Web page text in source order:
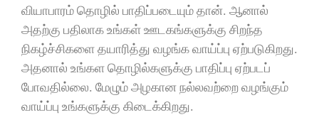
வியாபாரம் தொழில் பாதிப்படையும் தான். ஆனால்
அதற்கு பதிலாக உங்கள் ஊடகங்களுக்கு சிறந்த
நிகழ்ச்சிகளை தயாரித்து வழங்க வாய்ப்பு ஏற்படுகிறது.
அதனால் உங்கள தொழில்களுக்கு பாதிப்பு ஏற்படப்
போவதில்லை. மேழும் அழகான நல்லவற்றை வழங்கும்
வாய்ப்பு உங்களுக்கு கிடைக்கிறது.